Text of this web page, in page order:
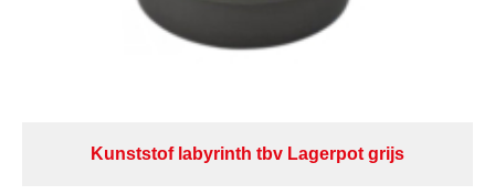
Kunststof labyrinth tbv Lagerpot grijs